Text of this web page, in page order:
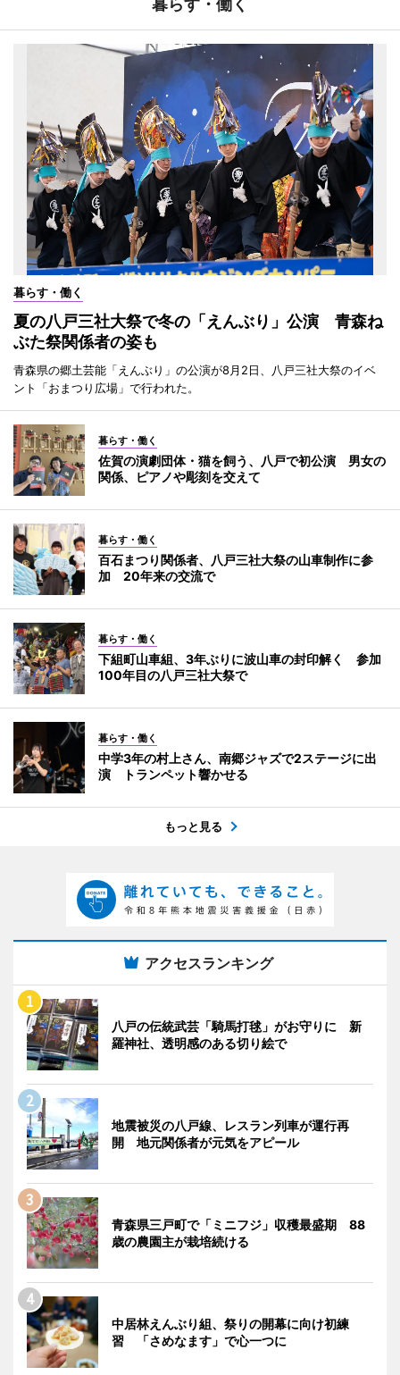
暮らす・働く
暮らす・働く
夏の八戸三社大祭で冬の「えんぶり」公演 青森ね
ぶた祭関係者の姿も
青森県の郷土芸能「えんぶり」の公演が8月2日、八戸三社大祭のイベ
ント「おまつり広場」で行われた。
暮らす・働く
佐賀の演劇団体・猫を飼う、八戸で初公演 男女の
関係、ピアノや彫刻を交えて
暮らす・働く
百石まつり関係者、八戸三社大祭の山車制作に参
加 20年来の交流で
暮らす・働く
下組町山車組、3年ぶりに波山車の封印解く 参加
100年目の八戸三社大祭で
暮らす・働く
中学3年の村上さん、南郷ジャズで2ステージに出
演 トランペット響かせる
もっと見る
アクセスランキング
八戸の伝統武芸「騎馬打毬」がお守りに 新
羅神社、透明感のある切り絵で
地震被災の八戸線、レスラン列車が運行再
開 地元関係者が元気をアピール
青森県三戸町で「ミニフジ」収穫最盛期 88
歳の農園主が栽培続ける
中居林えんぶり組、祭りの開幕に向け初練
習 「さめなます」で心一つに